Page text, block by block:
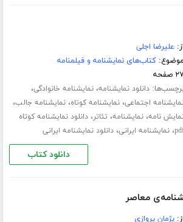
از: علیرضا اجلی
موضوع:کتاب‌های نمایشنامه و فیلمنامه
صفحه
دانلود نمایشنامه،نمایشنامه خانوادگی،
اجتماعی،نمایشنامه کوتاه،نمایشنامه جالب،
نامه،نمایشنامه، تئاتر،دانلود نمایشنامه کوتاه
،نمایشنامه ایرانی،دانلود نمایشنامه ایرانی
دانلود کتاب
معاصر
از:پژمان پروازی